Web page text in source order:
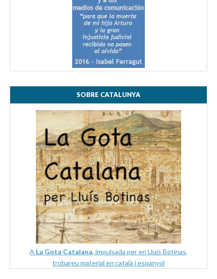
SOBRE CATALUNYA
A La Gota Catalana, impulsada per en Lluís Botinas,
trobareu material en català i espanyol